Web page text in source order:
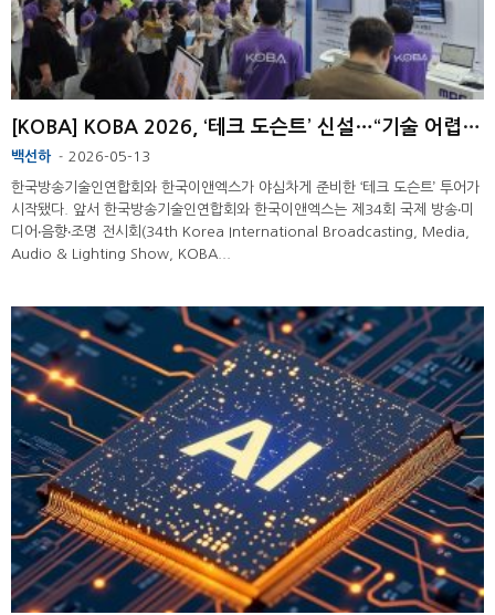
[KOBA] KOBA 2026, ‘테크 도슨트’ 신설…“기술 어렵지 않아” ...
백선하 - 2026-05-13
한국방송기술인연합회와 한국이앤엑스가 야심차게 준비한 ‘테크 도슨트’ 투어가
시작됐다. 앞서 한국방송기술인연합회와 한국이앤엑스는 제34회 국제 방송‧미
디어‧음향‧조명 전시회(34th Korea International Broadcasting, Media,
Audio & Lighting Show, KOBA...